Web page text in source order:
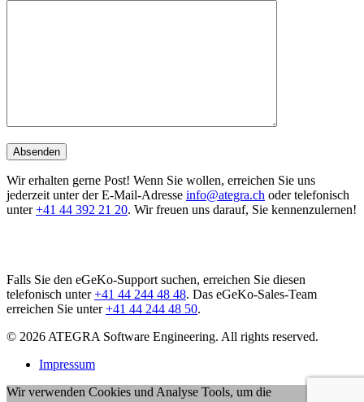
Wir erhalten gerne Post! Wenn Sie wollen, erreichen Sie uns
jederzeit unter der E-Mail-Adresse info@ategra.ch oder telefonisch
unter+41 44 392 21 20. Wir freuen uns darauf, Sie kennenzulernen!
Falls Sie den eGeKo-Support suchen, erreichen Sie diesen
telefonisch unter+41 44 244 48 48. Das eGeKo-Sales-Team
erreichen Sie unter+41 44 244 48 50.
© 2026 ATEGRA Software Engineering. All rights reserved.
Impressum
Wir verwenden Cookies und Analyse Tools, um die